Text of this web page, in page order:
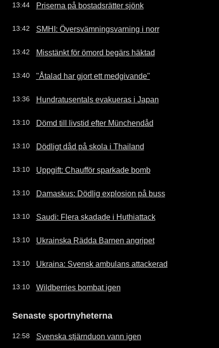
13:44 Priserna på bostadsrätter sjönk
13:42 SMHI: Översvämningsvarning i norr
13:42 Misstänkt för ömord begärs häktad
13:40 "Åtalad har gjort ett medgivande"
13:36 Hundratusentals evakueras i Japan
13:10 Dömd till livstid efter Münchendåd
13:10 Dödligt dåd på skola i Thailand
13:10 Uppgift: Chaufför sparkade bomb
13:10 Damaskus: Dödlig explosion på buss
13:10 Saudi: Flera skadade i Huthiattack
13:10 Ukrainska Rädda Barnen angripet
13:10 Ukraina: Svensk ambulans attackerad
13:10 Wildberries bombat igen
Senaste sportnyheterna
12:58 Svenska stjärnduon vann igen